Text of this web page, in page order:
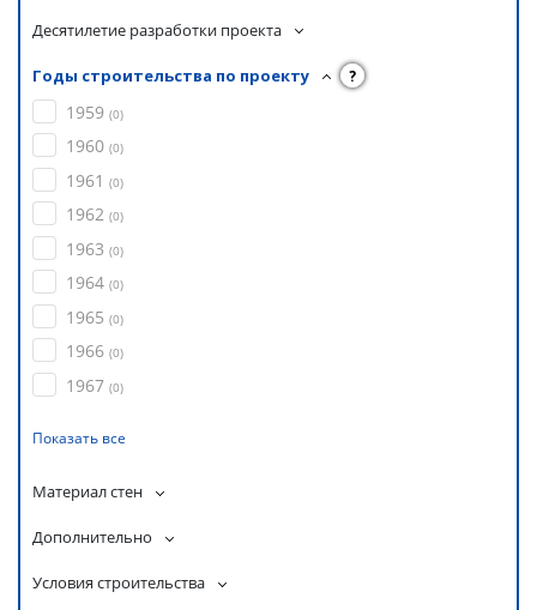
Десятилетие разработки проекта
Годы строительства по проекту ?
1959 (0)
1960 (0)
1961 (0)
1962 (0)
1963 (0)
1964 (0)
1965 (0)
1966 (0)
1967 (0)
Показать все
Материал стен
Дополнительно
Условия строительства